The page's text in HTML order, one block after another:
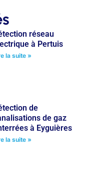
réseau
à Pertuis
la suite »
de
de gaz
à Eyguières
la suite »